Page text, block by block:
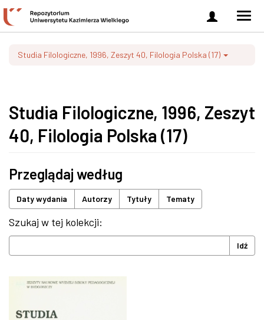
Zaloguj
się
Studia Filologiczne, 1996, Zeszyt 40, Filologia Polska (17)
Studia Filologiczne, 1996, Zeszyt
40, Filologia Polska (17)
Przeglądaj według
Daty wydania Autorzy Tytuły Tematy
Szukaj w tej kolekcji:
Idź